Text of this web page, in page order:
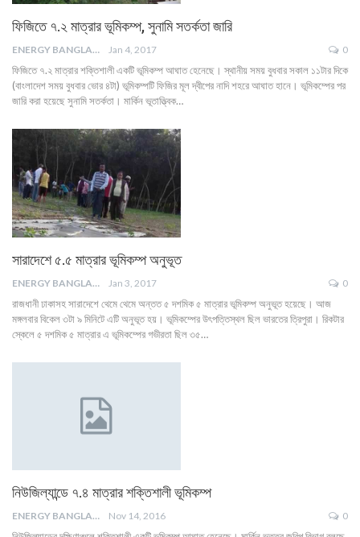
ফিজিতে ৭.২ মাত্রার ভূমিকম্প, সুনামি সতর্কতা জারি
ENERGY BANGLA Jan 4, 2017 0
ফিজিতে ৭.২ মাত্রার শক্তিশালী একটি ভূমিকম্প আঘাত হেনেছে। স্থানীয় সময় বুধবার সকাল ১১টার দিকে
(বাংলাদেশ সময় বুধবার ভোর ৪টা) ভূমিকম্পটি ফিজির মূল দ্বীপের নাদি শহরে আঘাত হানে। ভূমিকম্পের পর
জারি করা হয়েছে সুনামি সতর্কতা। মার্কিন ভূতাত্ত্বিক…
সারাদেশে ৫.৫ মাত্রার ভূমিকম্প অনুভূত
ENERGY BANGLA Jan 3, 2017 0
রাজধানী ঢাকাসহ সারাদেশে থেমে থেমে অন্তত ৫ দশমিক ৫ মাত্রার ভূমিকম্প অনুভূত হয়েছে। আজ
মঙ্গলবার বিকেল ৩টা ৯ মিনিটে এটি অনুভূত হয়। ভূমিকম্পের উৎপত্তিস্থল ছিল ভারতের ত্রিপুরা। রিকটার
স্কেলে ৫ দশমিক ৫ মাত্রার এ ভূমিকম্পের গভীরতা ছিল ৩৫…
নিউজিল্যান্ডে ৭.৪ মাত্রার শক্তিশালী ভূমিকম্প
ENERGY BANGLA Nov 14, 2016 0